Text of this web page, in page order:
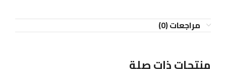
مراجعات (0)
منتجات ذات صلة